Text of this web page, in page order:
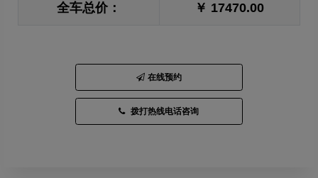
全车总价： ￥ 17470.00
在线预约
拨打热线电话咨询